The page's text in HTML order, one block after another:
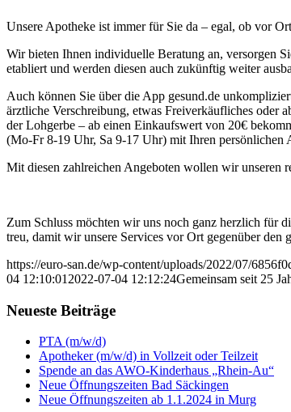
Unsere Apotheke ist immer für Sie da – egal, ob vor
Wir bieten Ihnen individuelle Beratung an, versorgen
etabliert und werden diesen auch zukünftig weiter
Auch können Sie über die App gesund.de
ärztliche Verschreibung, etwas Freiverkäufliches oder
der Lohgerbe – ab einen Einkaufswert von 20€
(Mo-Fr 8-19 Uhr, Sa 9-17 Uhr) mit Ihren persönlichen
Mit diesen zahlreichen Angeboten wollen wir unseren
Zum Schluss möchten wir uns noch ganz herzlich für
treu, damit wir unsere Services vor Ort gegenüber
https://euro-san.de/wp-content/uploads/2022/07/
04 12:10:01 2022-07-04 12:12:24Gemeinsam seit 25
Neueste Beiträge
PTA (m/w/d)
Apotheker (m/w/d) in Vollzeit oder Teilzeit
Spende an das AWO-Kinderhaus „Rhein-Au“
Neue Öffnungszeiten Bad Säckingen
Neue Öffnungszeiten ab 1.1.2024 in Murg